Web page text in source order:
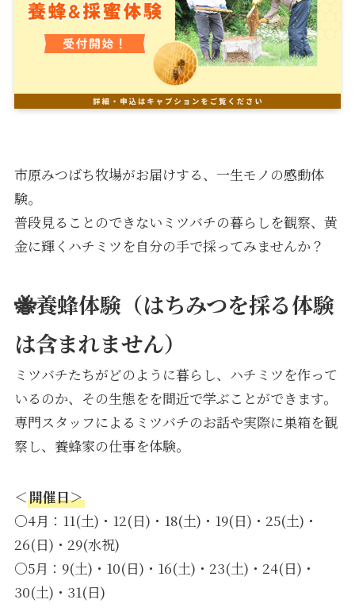
市原みつばち牧場がお届けする、一生モノの感動体
験。
普段見ることのできないミツバチの暮らしを観察、黄
金に輝くハチミツを自分の手で採ってみませんか？
🐝養蜂体験（はちみつを採る体験
は含まれません）
ミツバチたちがどのように暮らし、ハチミツを作って
いるのか、その生態をを間近で学ぶことができます。
専門スタッフによるミツバチのお話や実際に巣箱を観
察し、養蜂家の仕事を体験。
＜開催日＞
〇4月：11(土)・12(日)・18(土)・19(日)・25(土)・
26(日)・29(水祝)
〇5月：9(土)・10(日)・16(土)・23(土)・24(日)・
30(土)・31(日)